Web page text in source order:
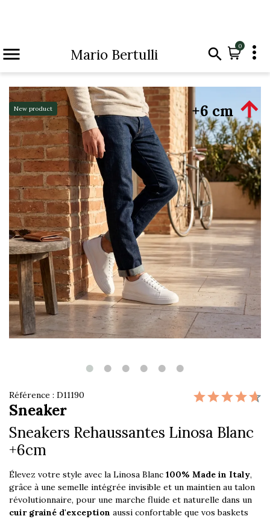
 Mario Bertulli  0 
+6 cm 
New product
Référence : D11190
Sneaker
Sneakers Rehaussantes Linosa Blanc
+6cm
Élevez votre style avec la Linosa Blanc 100% Made in Italy,
grâce à une semelle intégrée invisible et un maintien au talon
révolutionnaire, pour une marche fluide et naturelle dans un
cuir grainé d'exception aussi confortable que vos baskets